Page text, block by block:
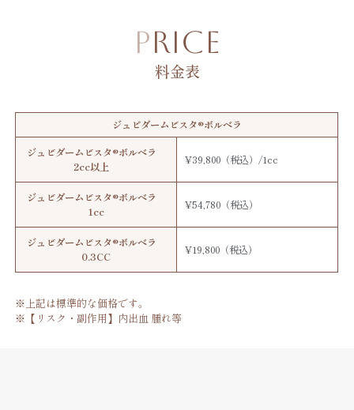
PRICE
料金表
ジュピダームビスタ®︎ボルベラ
ジュビダームビスタ®︎ボルベラ
2cc以上
¥39,800（税込）/1cc
ジュビダームビスタ®︎ボルベラ
1cc
¥54,780（税込）
ジュビダームビスタ®︎ボルベラ
0.3CC
¥19,800（税込）
※上記は標準的な価格です。
※【リスク・副作用】内出血 腫れ等